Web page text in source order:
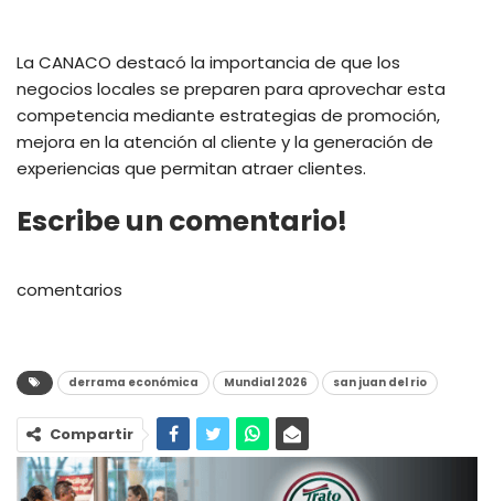
La CANACO destacó la importancia de que los
negocios locales se preparen para aprovechar esta
competencia mediante estrategias de promoción,
mejora en la atención al cliente y la generación de
experiencias que permitan atraer clientes.
Escribe un comentario!
comentarios
derrama económica Mundial 2026 san juan del rio
Compartir